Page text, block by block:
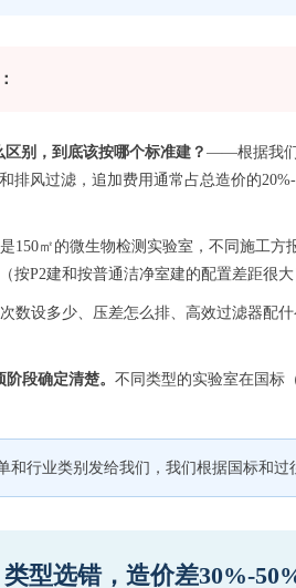
别，到底该按哪个标准建？ ——根据我们
排风过滤，追加费用通常占总造价的
㎡的微生物检测实验室，不同施工方
P2建和按普通洁净室建的配置差距很
设多少、压差怎么排、高效过滤器配什
段确定清楚。 不同类型的实验室在国标
和行业类别发给我们，我们根据国标和过
型选错，造价差30%-